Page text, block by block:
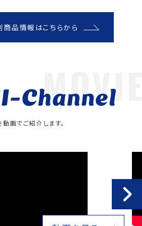
商品情報はこちらから
画でご紹介します。